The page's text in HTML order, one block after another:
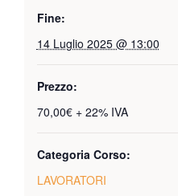
Fine:
14 Luglio 2025 @ 13:00
Prezzo:
70,00€ + 22% IVA
Categoria Corso:
LAVORATORI